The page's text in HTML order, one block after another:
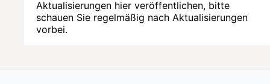
Aktualisierungen hier veröffentlichen, bitte
schauen Sie regelmäßig nach Aktualisierungen
vorbei.